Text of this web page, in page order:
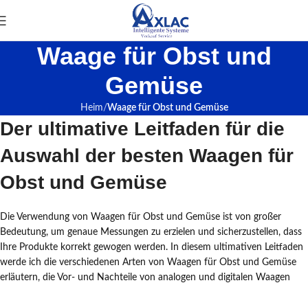
Waage für Obst und
Gemüse
Heim Waage für Obst und Gemüse
Der ultimative Leitfaden für die
Auswahl der besten Waagen für
Obst und Gemüse
Die Verwendung von Waagen für Obst und Gemüse ist von großer
Bedeutung, um genaue Messungen zu erzielen und sicherzustellen, dass
Ihre Produkte korrekt gewogen werden. In diesem ultimativen Leitfaden
werde ich die verschiedenen Arten von Waagen für Obst und Gemüse
erläutern, die Vor- und Nachteile von analogen und digitalen Waagen